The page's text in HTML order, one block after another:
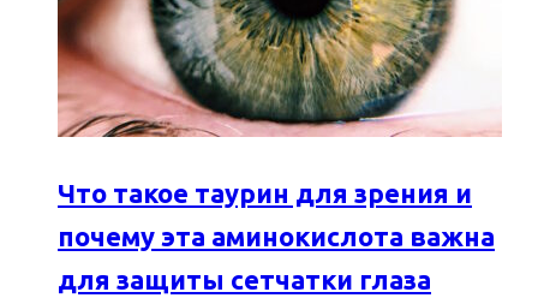
Что такое таурин для зрения и
почему эта аминокислота важна
для защиты сетчатки глаза